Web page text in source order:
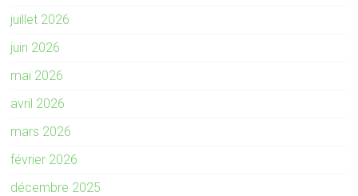
juillet 2026
juin 2026
mai 2026
avril 2026
mars 2026
février 2026
décembre 2025